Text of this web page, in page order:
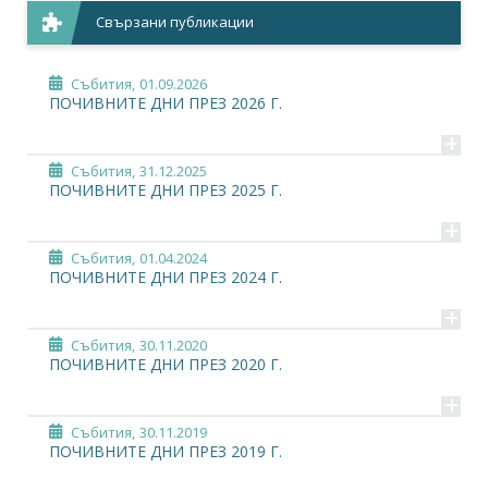
Свързани публикации
Събития, 01.09.2026
ПОЧИВНИТЕ ДНИ ПРЕЗ 2026 Г.
+
Събития, 31.12.2025
ПОЧИВНИТЕ ДНИ ПРЕЗ 2025 Г.
+
Събития, 01.04.2024
ПОЧИВНИТЕ ДНИ ПРЕЗ 2024 Г.
+
Събития, 30.11.2020
ПОЧИВНИТЕ ДНИ ПРЕЗ 2020 Г.
+
Събития, 30.11.2019
ПОЧИВНИТЕ ДНИ ПРЕЗ 2019 Г.